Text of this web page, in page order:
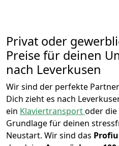
Privat oder
Preise für deinen
nach Leverkusen
Wir sind der perfekte
Dich zieht es nach
ein Klaviertransportoder die
Grundlage für deinen
Neustart. Wir sind das